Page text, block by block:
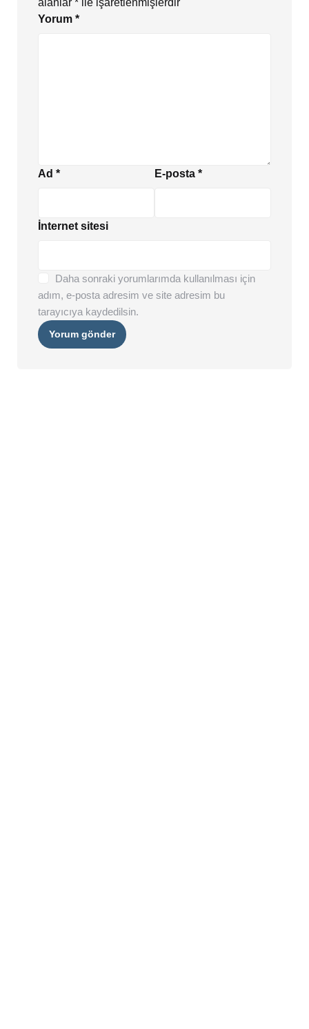
alanlar * ile işaretlenmişlerdir
Yorum *
Ad * E-posta *
İnternet sitesi
Daha sonraki yorumlarımda kullanılması için
adım, e-posta adresim ve site adresim bu
tarayıcıya kaydedilsin.